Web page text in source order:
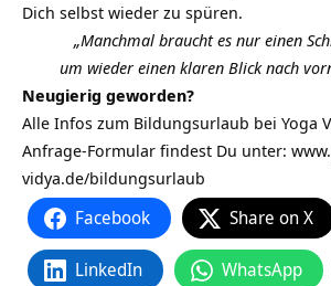
Dich selbst wieder zu spüren.
„Manchmal braucht es nur einen
um wieder einen klaren Blick nach
Neugierig geworden?
Alle Infos zum Bildungsurlaub bei Yoga
Anfrage-Formular findest Du unter:
vidya.de/bildungsurlaub
Facebook Share on X
LinkedIn WhatsApp